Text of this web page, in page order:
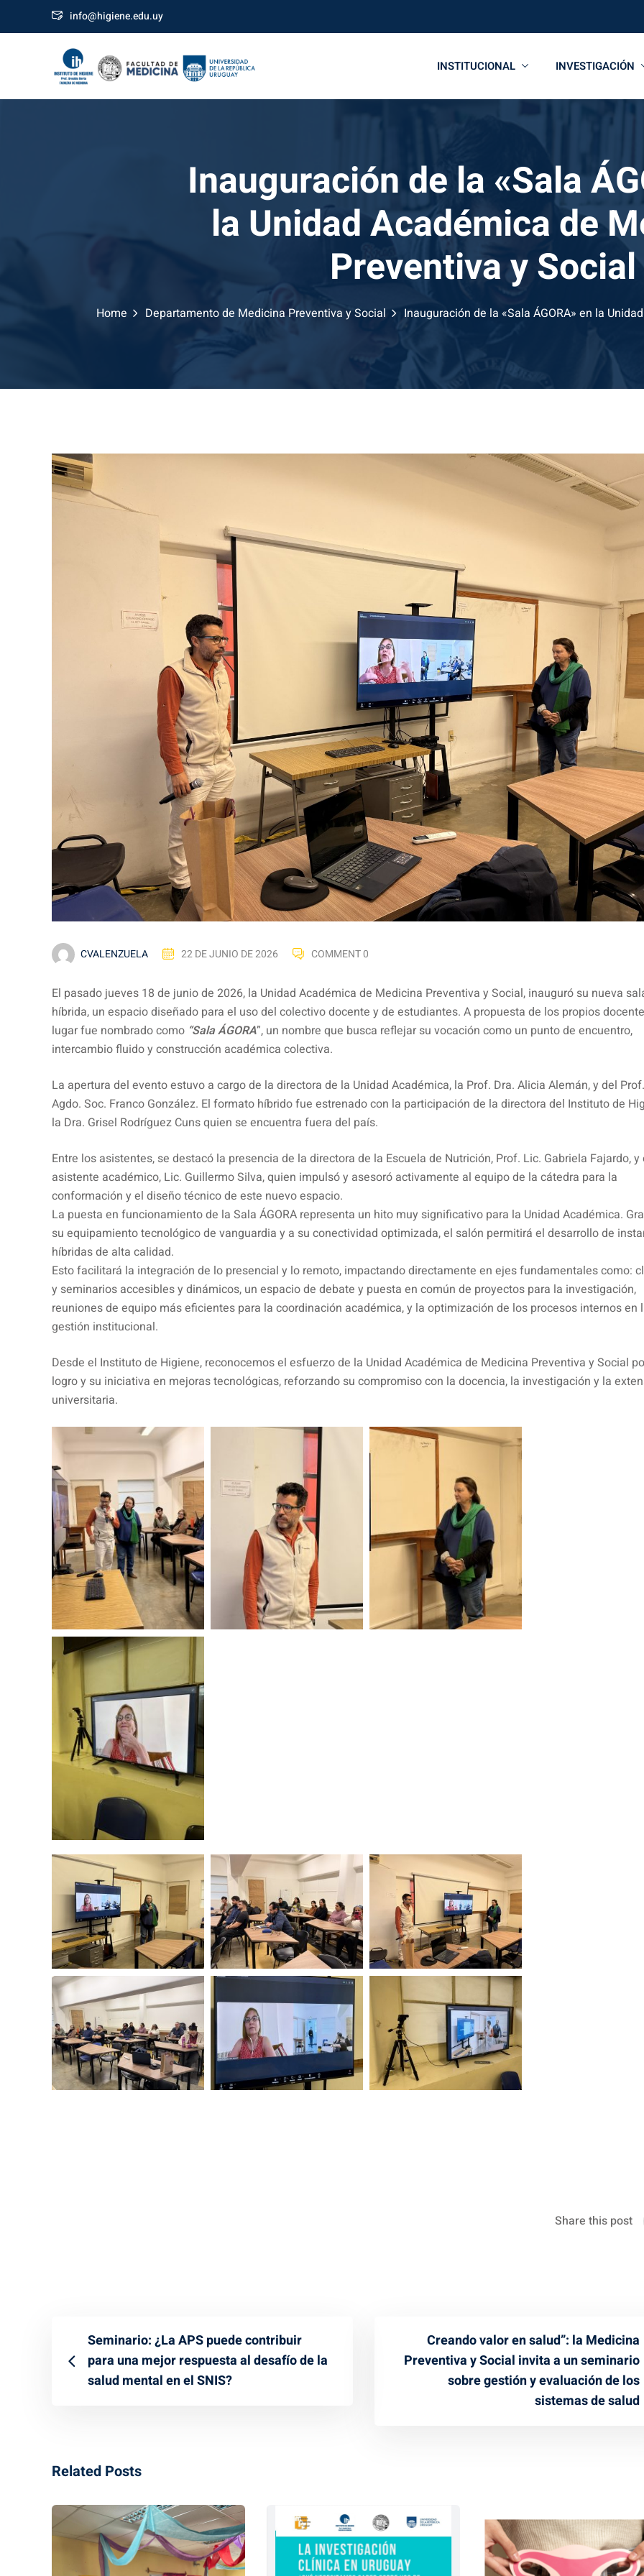
info@higiene.edu.uy
INSTITUCIONAL INVESTIGACIÓN
Inauguración de la «Sala
la Unidad Académica de
Preventiva y Social
Home Departamento de Medicina Preventiva y Social Inauguración de la «Sala ÁGORA» en la
CVALENZUELA 22 DE JUNIO DE 2026 COMMENT 0
El pasado jueves 18 de junio de 2026, la Unidad Académica de Medicina Preventiva y Social, inauguró su nueva
híbrida, un espacio diseñado para el uso del colectivo docente y de estudiantes. A propuesta de los propios
lugar fue nombrado como “Sala ÁGORA”, un nombre que busca reflejar su vocación como un punto de encuentro,
intercambio fluido y construcción académica colectiva.
La apertura del evento estuvo a cargo de la directora de la Unidad Académica, la Prof. Dra. Alicia Alemán, y del Prof.
Agdo. Soc. Franco González. El formato híbrido fue estrenado con la participación de la directora del Instituto de
la Dra. Grisel Rodríguez Cuns quien se encuentra fuera del país.
Entre los asistentes, se destacó la presencia de la directora de la Escuela de Nutrición, Prof. Lic. Gabriela Fajardo, y
asistente académico, Lic. Guillermo Silva, quien impulsó y asesoró activamente al equipo de la cátedra para la
conformación y el diseño técnico de este nuevo espacio.
La puesta en funcionamiento de la Sala ÁGORA representa un hito muy significativo para la Unidad Académica.
su equipamiento tecnológico de vanguardia y a su conectividad optimizada, el salón permitirá el desarrollo de
híbridas de alta calidad.
Esto facilitará la integración de lo presencial y lo remoto, impactando directamente en ejes fundamentales como:
y seminarios accesibles y dinámicos, un espacio de debate y puesta en común de proyectos para la investigación,
reuniones de equipo más eficientes para la coordinación académica, y la optimización de los procesos internos en
gestión institucional.
Desde el Instituto de Higiene, reconocemos el esfuerzo de la Unidad Académica de Medicina Preventiva y Social
logro y su iniciativa en mejoras tecnológicas, reforzando su compromiso con la docencia, la investigación y la
universitaria.
Share this post
Seminario: ¿La APS puede contribuir
para una mejor respuesta al desafío de la
salud mental en el SNIS?
Creando valor en salud”: la Medicina
Preventiva y Social invita a un seminario
sobre gestión y evaluación de los
sistemas de salud
Related Posts